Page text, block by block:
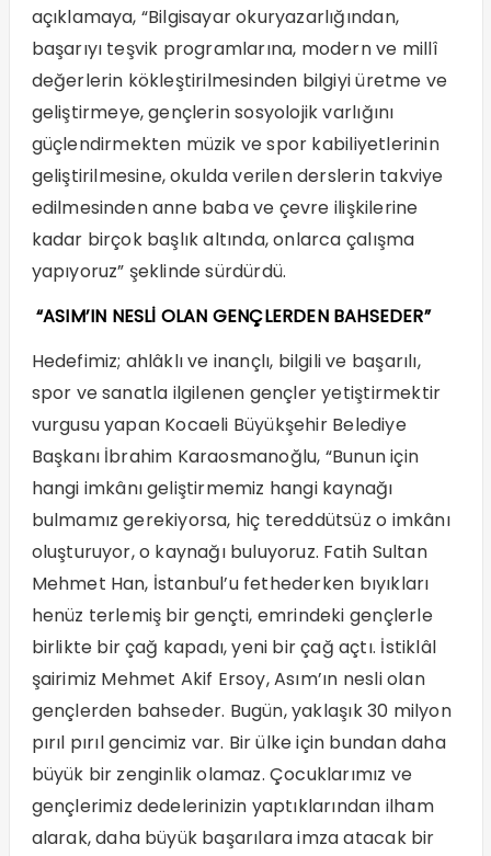
açıklamaya, “Bilgisayar okuryazarlığından,
başarıyı teşvik programlarına, modern ve millî
değerlerin kökleştirilmesinden bilgiyi üretme ve
geliştirmeye, gençlerin sosyolojik varlığını
güçlendirmekten müzik ve spor kabiliyetlerinin
geliştirilmesine, okulda verilen derslerin takviye
edilmesinden anne baba ve çevre ilişkilerine
kadar birçok başlık altında, onlarca çalışma
yapıyoruz” şeklinde sürdürdü.
“ASIM’IN NESLİ OLAN GENÇLERDEN BAHSEDER”
Hedefimiz; ahlâklı ve inançlı, bilgili ve başarılı,
spor ve sanatla ilgilenen gençler yetiştirmektir
vurgusu yapan Kocaeli Büyükşehir Belediye
Başkanı İbrahim Karaosmanoğlu, “Bunun için
hangi imkânı geliştirmemiz hangi kaynağı
bulmamız gerekiyorsa, hiç tereddütsüz o imkânı
oluşturuyor, o kaynağı buluyoruz. Fatih Sultan
Mehmet Han, İstanbul’u fethederken bıyıkları
henüz terlemiş bir gençti, emrindeki gençlerle
birlikte bir çağ kapadı, yeni bir çağ açtı. İstiklâl
şairimiz Mehmet Akif Ersoy, Asım’ın nesli olan
gençlerden bahseder. Bugün, yaklaşık 30 milyon
pırıl pırıl gencimiz var. Bir ülke için bundan daha
büyük bir zenginlik olamaz. Çocuklarımız ve
gençlerimiz dedelerinizin yaptıklarından ilham
alarak, daha büyük başarılara imza atacak bir